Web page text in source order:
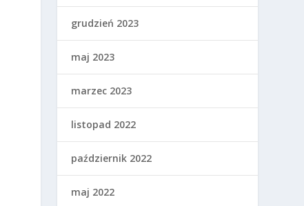
grudzień 2023
maj 2023
marzec 2023
listopad 2022
październik 2022
maj 2022